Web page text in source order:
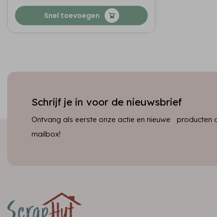
Snel toevoegen
Schrijf je in voor de nieuwsbrief
Ontvang als eerste onze actie en nieuwe producten
mailbox!